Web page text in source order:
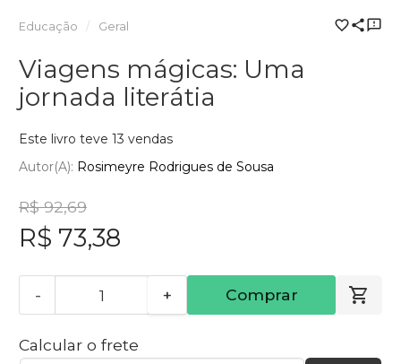
Educação Geral
Viagens mágicas: Uma
jornada literátia
Este livro teve 13 vendas
Autor(a): Rosimeyre Rodrigues de Sousa
R$ 92,69
R$ 73,38
- + Comprar
Calcular o frete